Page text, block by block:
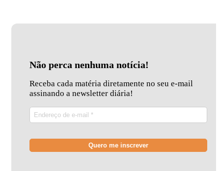
Não perca nenhuma notícia!
Receba cada matéria diretamente no seu e-mail
assinando a newsletter diária!